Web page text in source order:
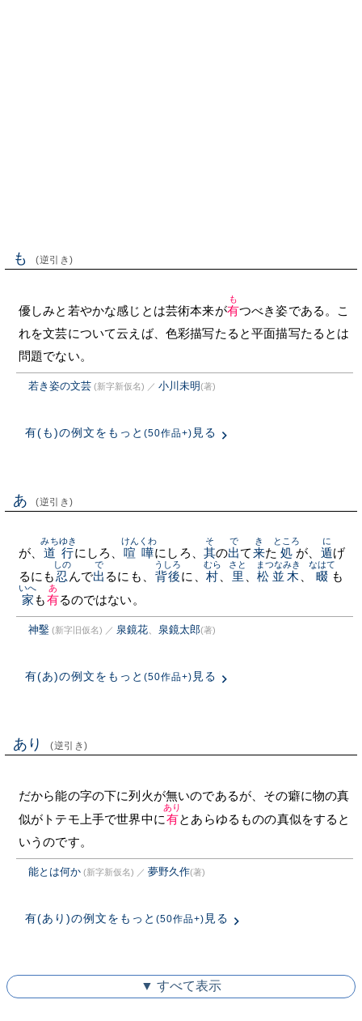
も (逆引き)
優しみと若やかな感じとは芸術本来が有
も
つべき姿である。こ
れを文芸について云えば、色彩描写たると平面描写たるとは
問題でない。
若き姿の文芸 (新字新仮名) ／ 小川未明(著)
有(も)の例文をもっと (50作品+) 見る
あ (逆引き)
が、 道行
みちゆき
にしろ、 喧嘩
けんくわ
にしろ、 其
そ
の出
で
て来
き
た 処
ところ
が、 遁
に
げ
るにも 忍
しの
んで出
で
るにも、 背後
うしろ
に、 村
むら
里
さと
松並木
まつなみき
畷
なはて
も
家
いへ
も有
あ
るのではない。
神鑿 (新字旧仮名) ／ 泉鏡花、 泉鏡太郎(著)
有(あ)の例文をもっと (50作品+) 見る
あり (逆引き)
だから能の字の下に列火が無いのであるが、その癖に物の真
似がトテモ上手で世界中に有
あり
とあらゆるものの真似をすると
いうのです。
能とは何か (新字新仮名) ／ 夢野久作(著)
有(あり)の例文をもっと (50作品+) 見る
▼ すべて表示